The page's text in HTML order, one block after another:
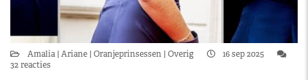
Amalia Ariane Oranjeprinsessen Overig
16 sep 2025
32 reacties